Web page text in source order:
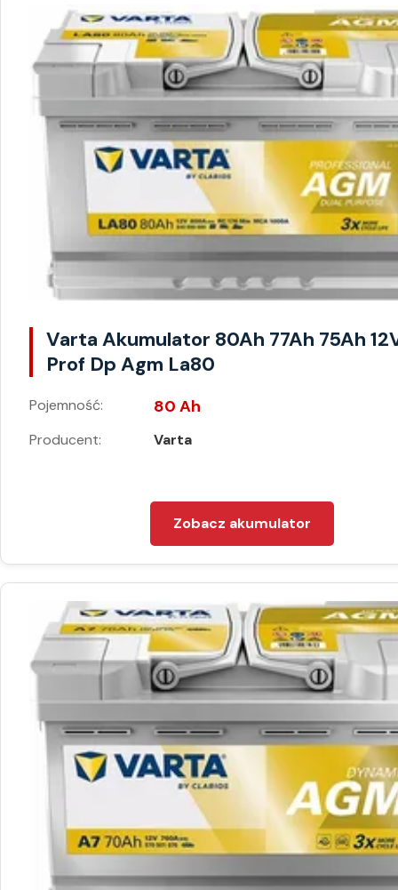
Varta Akumulator 80Ah 77Ah 75Ah
Prof Dp Agm La80
Pojemność: 80 Ah
Producent: Varta
Zobacz akumulator